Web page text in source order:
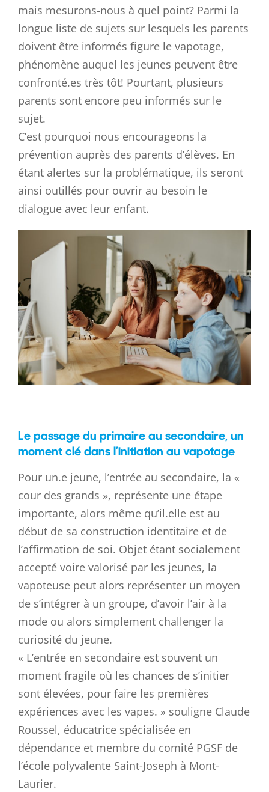
mais mesurons-nous à quel point? Parmi la
longue liste de sujets sur lesquels les parents
doivent être informés figure le vapotage,
phénomène auquel les jeunes peuvent être
confronté.es très tôt! Pourtant, plusieurs
parents sont encore peu informés sur le
sujet.
C’est pourquoi nous encourageons la
prévention auprès des parents d’élèves. En
étant alertes sur la problématique, ils seront
ainsi outillés pour ouvrir au besoin le
dialogue avec leur enfant.
Le passage du primaire au secondaire, un
moment clé dans l’initiation au vapotage
Pour un.e jeune, l’entrée au secondaire, la «
cour des grands », représente une étape
importante, alors même qu’il.elle est au
début de sa construction identitaire et de
l’affirmation de soi. Objet étant socialement
accepté voire valorisé par les jeunes, la
vapoteuse peut alors représenter un moyen
de s’intégrer à un groupe, d’avoir l’air à la
mode ou alors simplement challenger la
curiosité du jeune.
« L’entrée en secondaire est souvent un
moment fragile où les chances de s’initier
sont élevées, pour faire les premières
expériences avec les vapes. » souligne Claude
Roussel, éducatrice spécialisée en
dépendance et membre du comité PGSF de
l’école polyvalente Saint-Joseph à Mont-
Laurier.